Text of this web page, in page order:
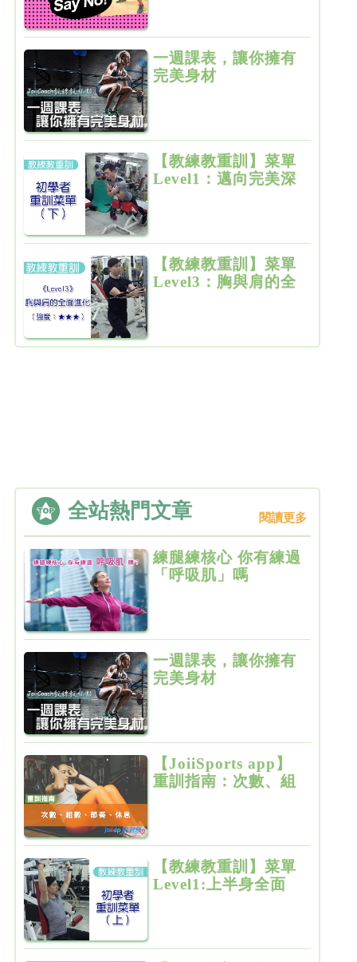
一週課表，讓你擁有
完美身材
【教練教重訓】菜單
Level1：邁向完美深
【教練教重訓】菜單
Level3：胸與肩的全
全站熱門文章 閱讀更多
練腿練核心 你有練過
「呼吸肌」嗎
一週課表，讓你擁有
完美身材
【JoiiSports app】
重訓指南：次數、組
【教練教重訓】菜單
Level1:上半身全面